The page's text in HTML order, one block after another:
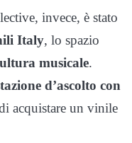
invece, è stato
Italy, lo spazio
musicale.
d’ascolto con
acquistare un vinile